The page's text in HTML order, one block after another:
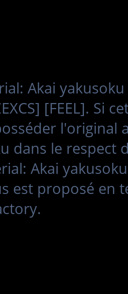
Akai
[FEEL]. Si
l'original
dans le respect
Akai
est proposé en